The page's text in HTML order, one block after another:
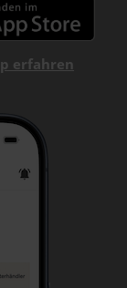
erfahren